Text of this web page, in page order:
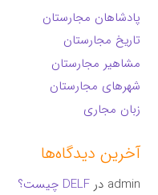
پادشاهان مجارستان
تاریخ مجارستان
مشاهیر مجارستان
شهرهای مجارستان
زبان مجاری
آخرین دیدگاه‌ها
admin درDELF چیست؟